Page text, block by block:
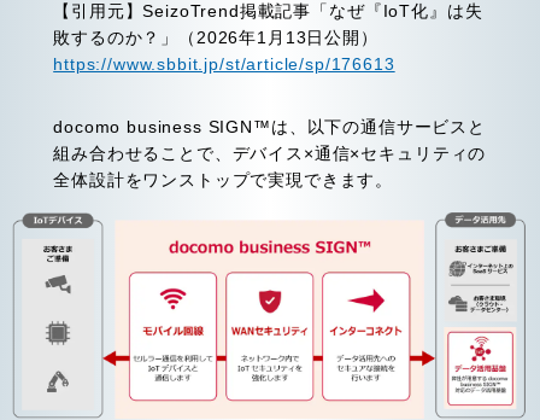
【引用元】SeizoTrend掲載記事「なぜ『IoT化』は失
敗するのか？」（2026年1月13日公開）
https://www.sbbit.jp/st/article/sp/176613
docomo business SIGN™は、以下の通信サービスと
組み合わせることで、デバイス×通信×セキュリティの
全体設計をワンストップで実現できます。